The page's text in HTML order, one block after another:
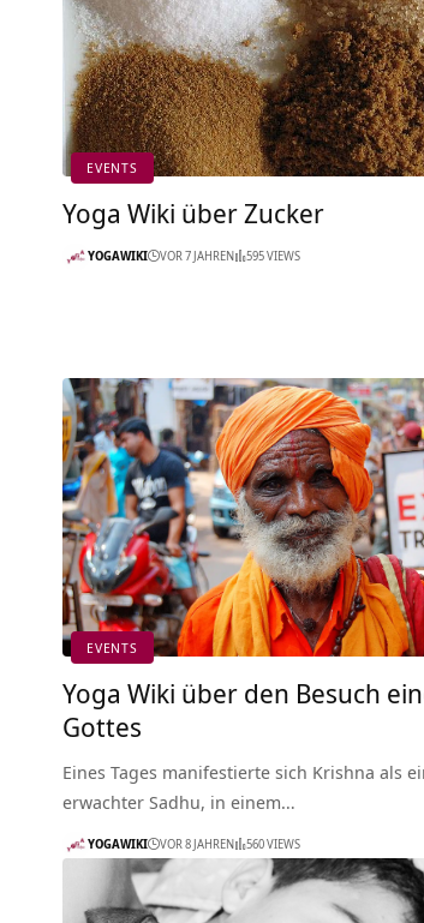
EVENTS
Yoga Wiki über Zucker
YOGAWIKI VOR 7 JAHREN 595 VIEWS
EVENTS
Yoga Wiki über den Besuch
Gottes
Eines Tages manifestierte sich Krishna als
erwachter Sadhu, in einem…
YOGAWIKI VOR 8 JAHREN 560 VIEWS